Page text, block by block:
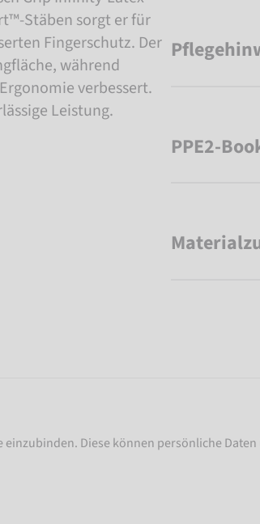
Stäben sorgt er für
Fingerschutz. Der
während
verbessert.
Leistung.
PPE2-
Diese können persönliche